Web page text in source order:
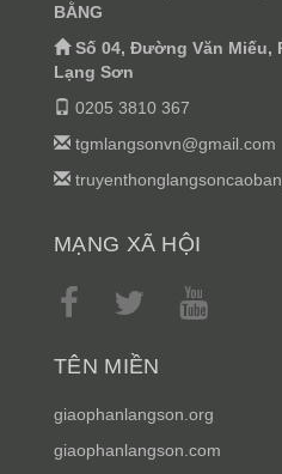
BẰNG
Số 04, Đường Văn Miếu,
Lạng Sơn
0205 3810 367
tgmlangsonvn@gmail.com
MẠNG XÃ HỘI
TÊN MIỀN
giaophanlangson.org
giaophanlangson.com